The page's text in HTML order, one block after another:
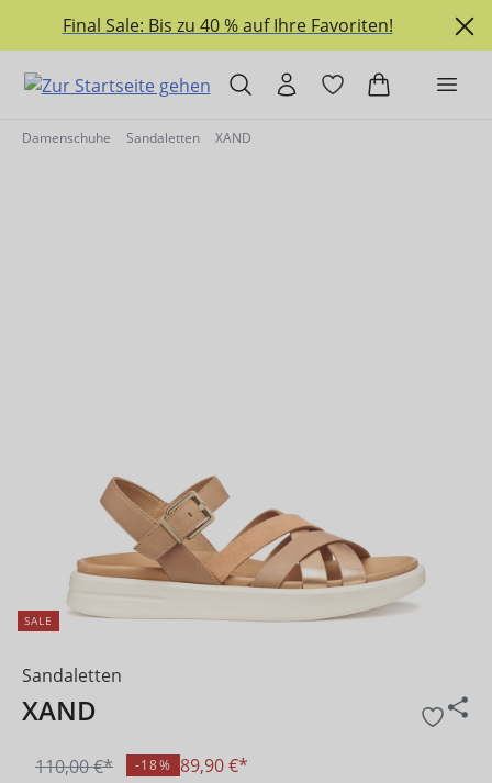
springen
Final Sale: Bis zu 40 % auf Ihre Favoriten!
Damenschuhe Sandaletten XAND
SALE
Sandaletten
XAND
89,90 €*
110,00 €* -18%